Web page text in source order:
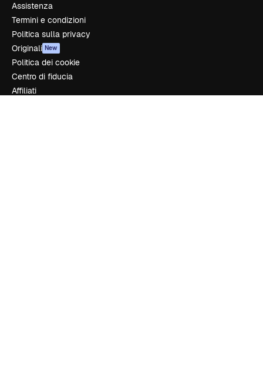
Assistenza
Termini e condizioni
Politica sulla privacy
Originali New
Politica dei cookie
Centro di fiducia
Affiliati